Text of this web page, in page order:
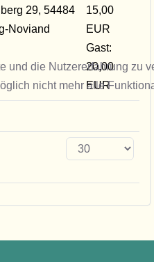
29, 54484
Noviand
15,00
EUR
Gast:
20,00
EUR
und die Nutzererfahrung zu
nicht mehr alle